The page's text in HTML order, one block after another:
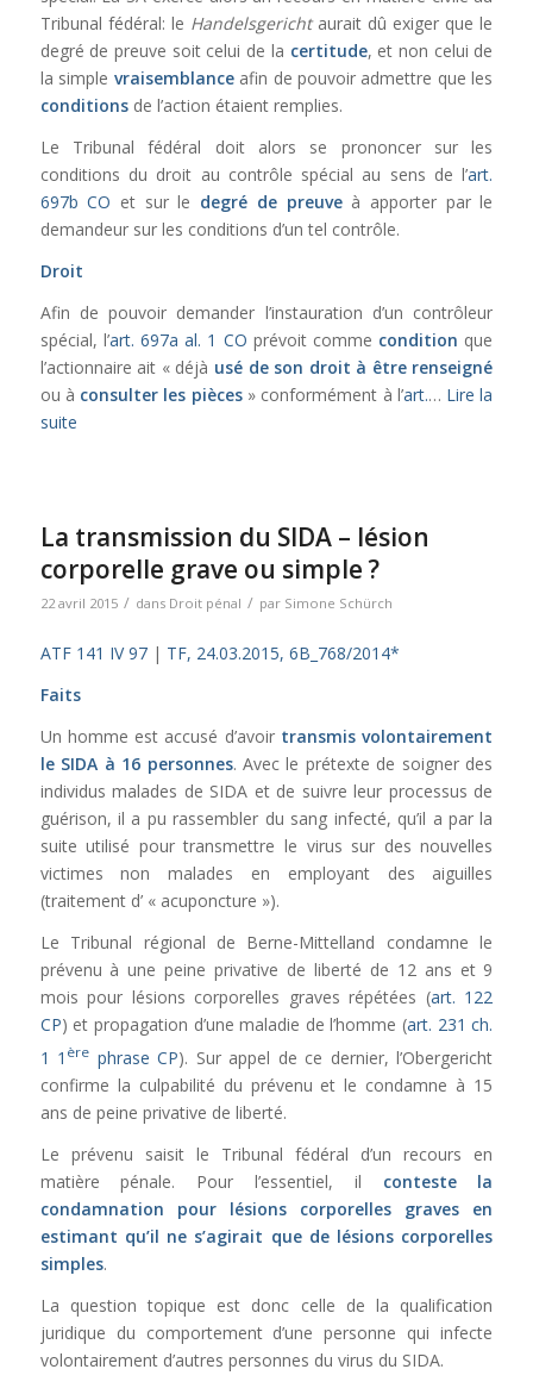
Tribunal fédéral: le Handelsgerichtaurait dû exiger que le
degré de preuve soit celui de la certitude, et non celui de
la simple vraisemblance afin de pouvoir admettre que les
conditionsde l’action étaient remplies.
Le Tribunal fédéral doit alors se prononcer sur les
conditions du droit au contrôle spécial au sens de l’art.
697b CO et sur le degré de preuveà apporter par le
demandeur sur les conditions d’un tel contrôle.
Droit
Afin de pouvoir demander l’instauration d’un contrôleur
spécial, l’art. 697a al. 1 CO prévoit comme condition que
l’actionnaire ait « déjà usé de son droit à être renseigné
ou à consulter les pièces» conformément à l’art.… Lire la
suite
La transmission du SIDA – lésion
corporelle grave ou simple ?
22 avril 2015 / dans Droit pénal / par Simone Schürch
ATF 141 IV 97| TF, 24.03.2015, 6B_768/2014*
Faits
Un homme est accusé d’avoir transmis volontairement
le SIDA à 16 personnes. Avec le prétexte de soigner des
individus malades de SIDA et de suivre leur processus de
guérison, il a pu rassembler du sang infecté, qu’il a par la
suite utilisé pour transmettre le virus sur des nouvelles
victimes non malades en employant des aiguilles
(traitement d’ « acuponcture »).
Le Tribunal régional de Berne-Mittelland condamne le
prévenu à une peine privative de liberté de 12 ans et 9
mois pour lésions corporelles graves répétées (art. 122
CP) et propagation d’une maladie de l’homme (art. 231 ch.
1 1 ère phrase CP). Sur appel de ce dernier, l’Obergericht
confirme la culpabilité du prévenu et le condamne à 15
ans de peine privative de liberté.
Le prévenu saisit le Tribunal fédéral d’un recours en
matière pénale. Pour l’essentiel, il conteste la
condamnation pour lésions corporelles graves en
estimant qu’il ne s’agirait que de lésions corporelles
simples.
La question topique est donc celle de la qualification
juridique du comportement d’une personne qui infecte
volontairement d’autres personnes du virus du SIDA.